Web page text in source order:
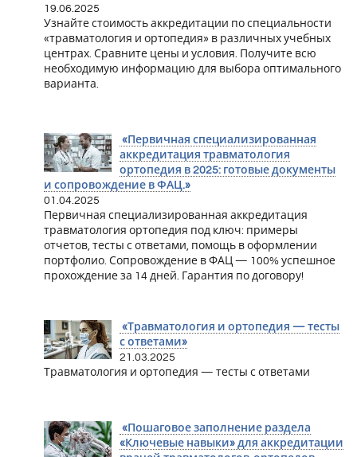
19.06.2025
Узнайте стоимость аккредитации по специальности
«травматология и ортопедия» в различных учебных
центрах. Сравните цены и условия. Получите всю
необходимую информацию для выбора оптимального
варианта.
«Первичная специализированная
аккредитация травматология
ортопедия в 2025: готовые документы
и сопровождение в ФАЦ.»
01.04.2025
Первичная специализированная аккредитация
травматология ортопедия под ключ: примеры
отчетов, тесты с ответами, помощь в оформлении
портфолио. Сопровождение в ФАЦ — 100% успешное
прохождение за 14 дней. Гарантия по договору!
«Травматология и ортопедия — тесты
с ответами»
21.03.2025
Травматология и ортопедия — тесты с ответами
«Пошаговое заполнение раздела
«Ключевые навыки» для аккредитации